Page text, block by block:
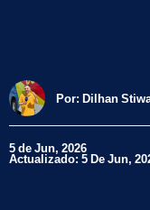
Por: Dilhan
5 de Jun, 2026
Actualizado: 5 De Jun,